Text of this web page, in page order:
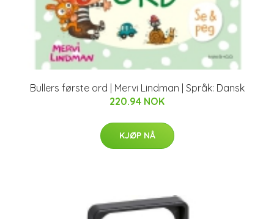
Bullers første ord | Mervi Lindman | Språk: Dansk
220.94 NOK
KJØP NÅ